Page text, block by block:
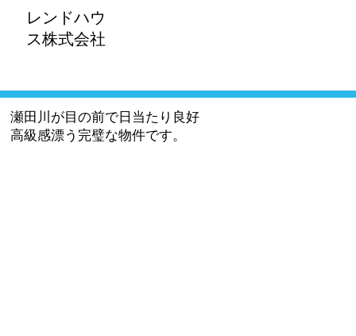
レンドハウ
ス株式会社​
瀬田川が目の前で日当たり良好
高級感漂う完璧な物件です。